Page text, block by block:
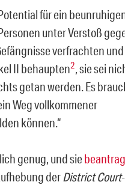
für ein
unter Verstoß
verfrachten
II behaupten2, sie sei
getan werden. Es
Weg vollkommener
können.“
genug, und sie
derDistrict Court-